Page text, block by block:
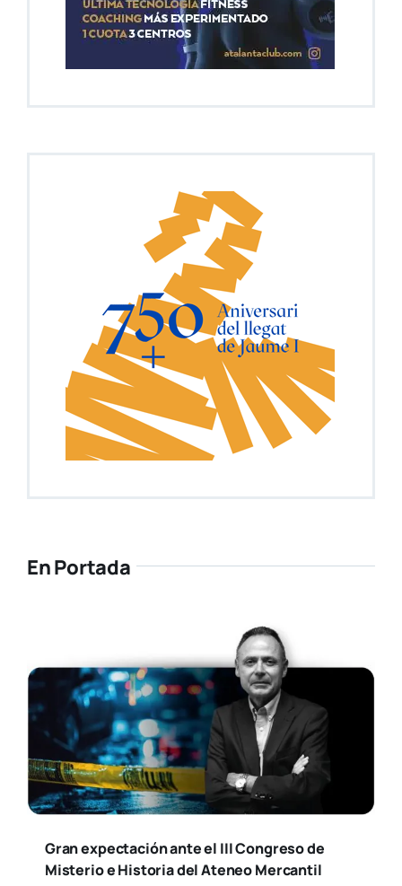
En Portada
Gran expectación ante el III Congreso de
Misterio e Historia del Ateneo Mercantil